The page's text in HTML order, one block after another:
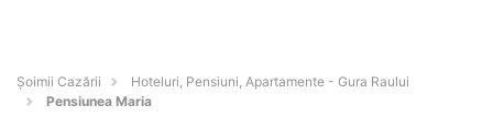
Șoimii Cazării
Hoteluri, Pensiuni, Apartamente - Gura Raului
Pensiunea Maria